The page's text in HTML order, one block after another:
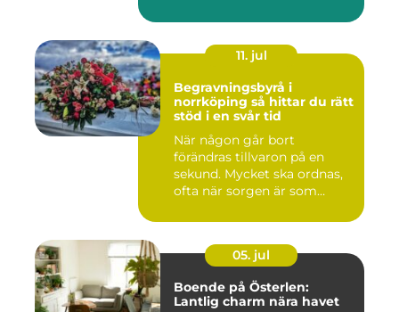
11. jul
Begravningsbyrå i
norrköping så hittar du rätt
stöd i en svår tid
När någon går bort
förändras tillvaron på en
sekund. Mycket ska ordnas,
ofta när sorgen är som
05. jul
Boende på Österlen:
Lantlig charm nära havet